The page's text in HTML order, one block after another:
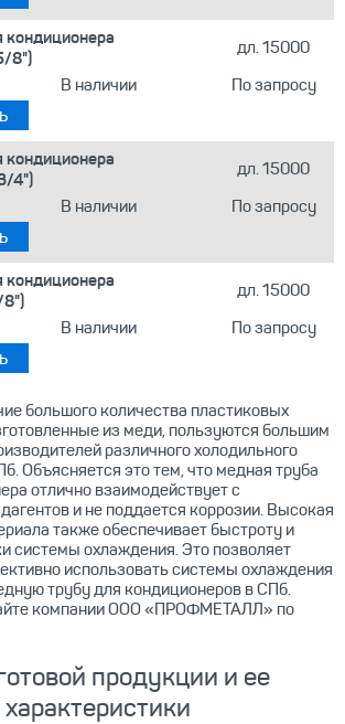
кондиционера
8")
дл. 15000
В наличии По запросу
кондиционера
4")
дл. 15000
В наличии По запросу
кондиционера
дл. 15000
В наличии По запросу
большого количества пластиковых
из меди, пользуются большим
различного холодильного
Объясняется это тем, что медная труба
отлично взаимодействует с
и не поддается коррозии. Высокая
также обеспечивает быстроту и
системы охлаждения. Это позволяет
использовать системы охлаждения
трубу для кондиционеров в СПб.
компании ООО «ПРОФМЕТАЛЛ» по
продукции и ее
характеристики